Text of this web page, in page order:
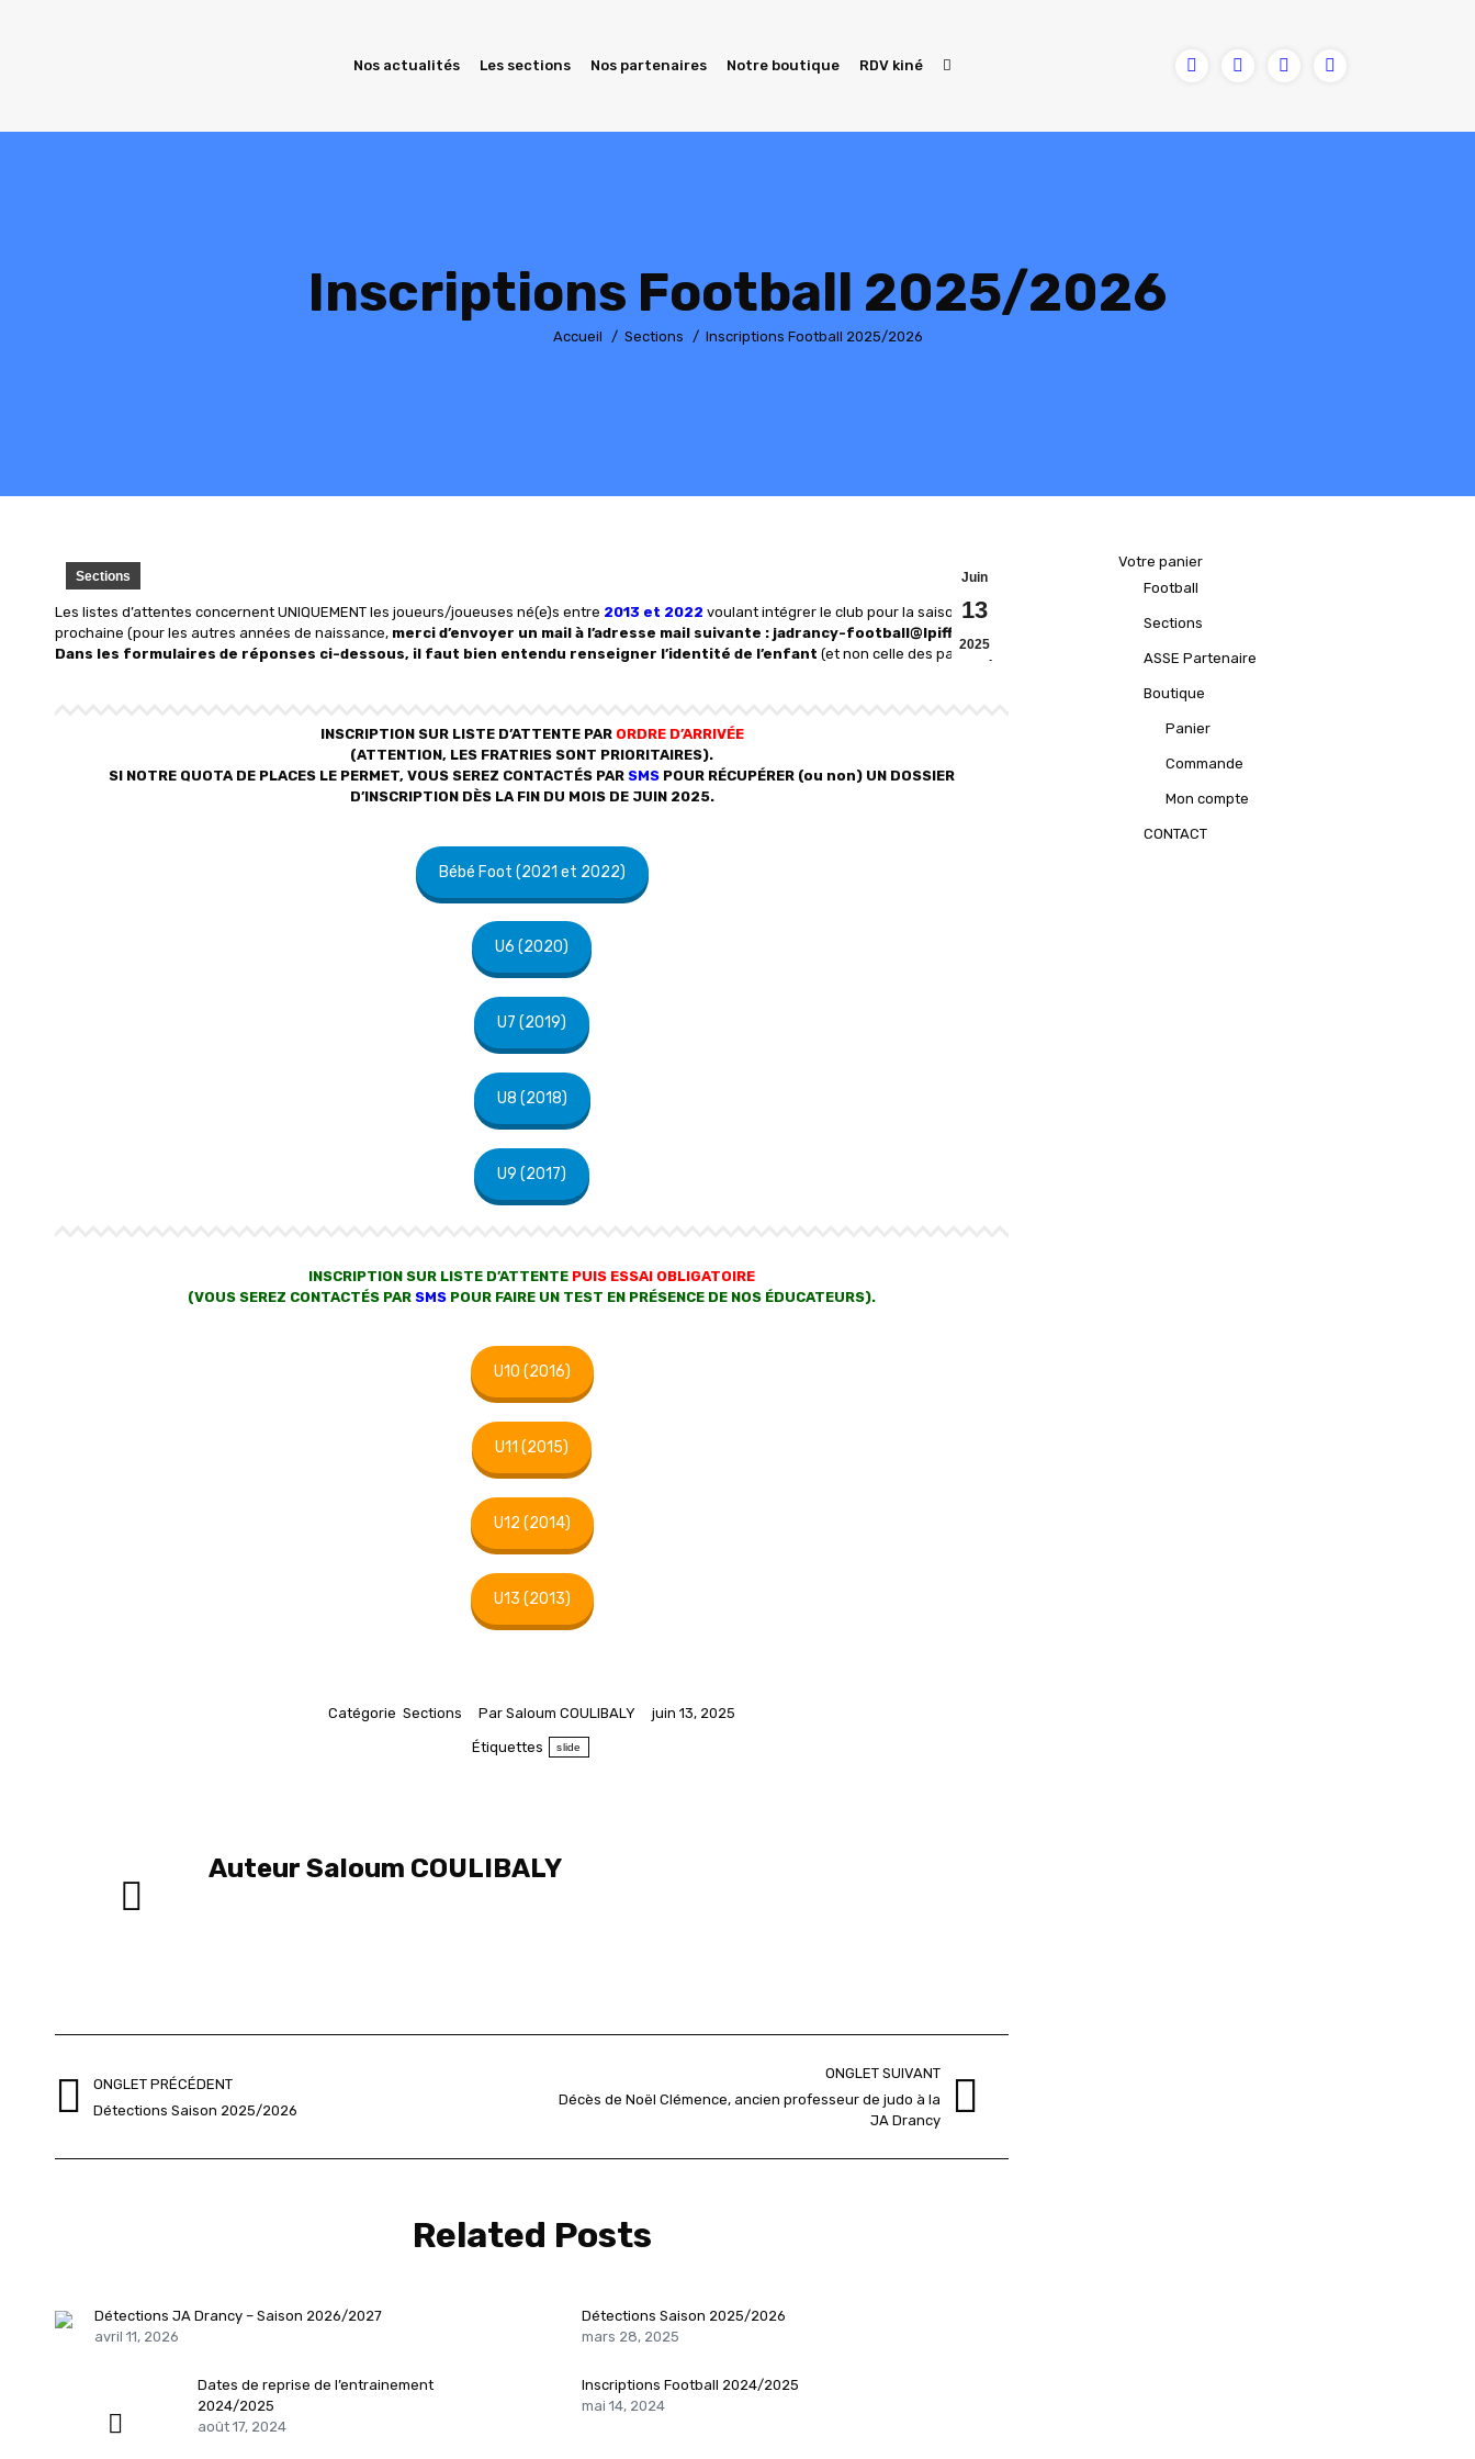
Nos actualités Les sections Nos partenaires Notre boutique RDV kiné
Inscriptions Football 2025/2026
Vous êtes ici :
Accueil Sections Inscriptions Football 2025/2026
Juin
13
2025
Sections
Les listes d’attentes concernent UNIQUEMENT les joueurs/joueuses né(e)s entre 2013 et 2022 voulant intégrer le club pour la saison
prochaine (pour les autres années de naissance, merci d’envoyer un mail à l’adresse mail suivante : jadrancy-football@lpiff.fr
Dans les formulaires de réponses ci-dessous, il faut bien entendu renseigner l’identité de l’enfant (et non celle des parents).
INSCRIPTION SUR LISTE D’ATTENTE PAR ORDRE D’ARRIVÉE
(ATTENTION, LES FRATRIES SONT PRIORITAIRES).
SI NOTRE QUOTA DE PLACES LE PERMET, VOUS SEREZ CONTACTÉS PAR SMS POUR RÉCUPÉRER (ou non) UN DOSSIER
D’INSCRIPTION DÈS LA FIN DU MOIS DE JUIN 2025.
Bébé Foot (2021 et 2022)
U6 (2020)
U7 (2019)
U8 (2018)
U9 (2017)
INSCRIPTION SUR LISTE D’ATTENTE PUIS ESSAI OBLIGATOIRE
(VOUS SEREZ CONTACTÉS PAR SMS POUR FAIRE UN TEST EN PRÉSENCE DE NOS ÉDUCATEURS).
U10 (2016)
U11 (2015)
U12 (2014)
U13 (2013)
Catégorie Sections Par Saloum COULIBALY juin 13, 2025
Étiquettes slide
Auteur Saloum COULIBALY
de
commentaire
ONGLET PRÉCÉDENT
Onglet
Détections Saison 2025/2026
ONGLET SUIVANT
Onglet
Décès de Noël Clémence, ancien professeur de judo à la
JA Drancy
Related Posts
Détections JA Drancy – Saison 2026/2027
avril 11, 2026
Détections Saison 2025/2026
mars 28, 2025
Dates de reprise de l’entrainement
2024/2025
août 17, 2024
Inscriptions Football 2024/2025
mai 14, 2024
Votre panier
Football
Sections
ASSE Partenaire
Boutique
Panier
Commande
Mon compte
CONTACT